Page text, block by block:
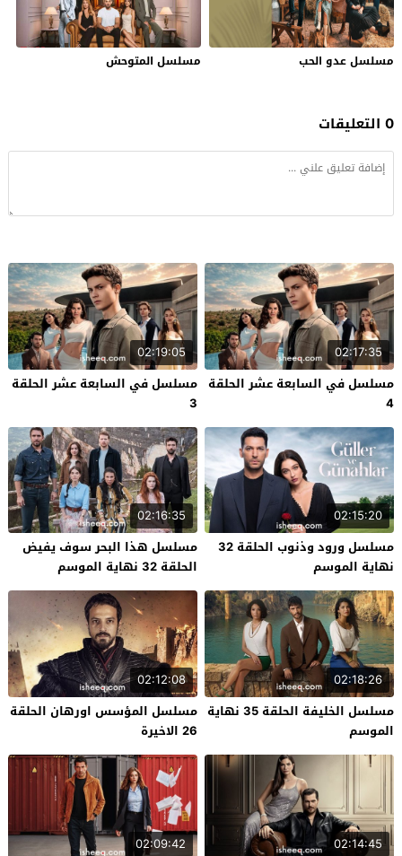
مسلسل عدو الحب مسلسل المتوحش
0 التعليقات
02:17:35
مسلسل في السابعة عشر الحلقة
4
02:19:05
مسلسل في السابعة عشر الحلقة
3
02:15:20
مسلسل ورود وذنوب الحلقة 32
نهاية الموسم
02:16:35
مسلسل هذا البحر سوف يفيض
الحلقة 32 نهاية الموسم
02:18:26
مسلسل الخليفة الحلقة 35 نهاية
الموسم
02:12:08
مسلسل المؤسس اورهان الحلقة
26 الاخيرة
02:14:45
02:09:42